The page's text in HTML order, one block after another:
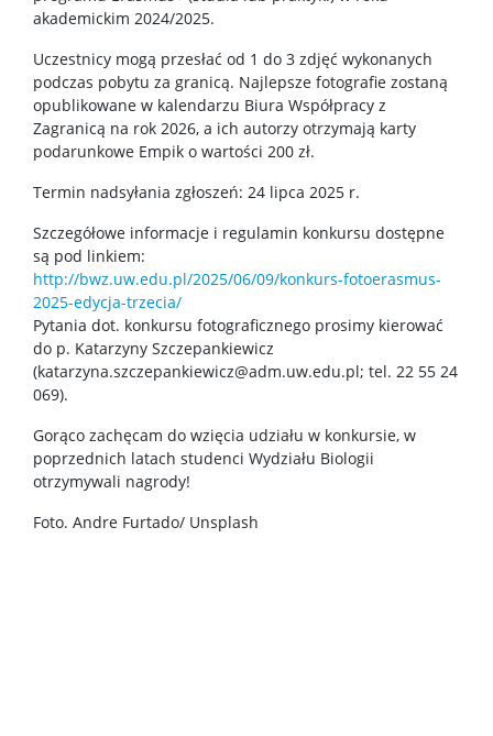
NAUKA
Projekty
Publikacje i patenty
Nagrody i wyróżnienia
Konferencje
Stopnie i tytuły
Rada Naukowa Dyscypliny
akademickim 2024/2025.
Uczestnicy mogą przesłać od 1 do 3 zdjęć wykonanych
podczas pobytu za granicą. Najlepsze fotografie zostaną
opublikowane w kalendarzu Biura Współpracy z
Zagranicą na rok 2026, a ich autorzy otrzymają karty
podarunkowe Empik o wartości 200 zł.
Termin nadsyłania zgłoszeń: 24 lipca 2025 r.
Szczegółowe informacje i regulamin konkursu dostępne
są pod linkiem:
http://bwz.uw.edu.pl/2025/06/09/konkurs-fotoerasmus-
2025-edycja-trzecia/
Pytania dot. konkursu fotograficznego prosimy kierować
do p. Katarzyny Szczepankiewicz
(katarzyna.szczepankiewicz@adm.uw.edu.pl; tel. 22 55 24
069).
Gorąco zachęcam do wzięcia udziału w konkursie, w
poprzednich latach studenci Wydziału Biologii
otrzymywali nagrody!
Foto. Andre Furtado/ Unsplash